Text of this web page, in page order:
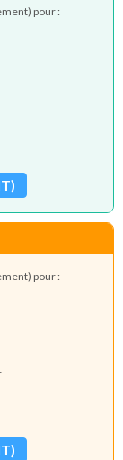
pour :
pour :